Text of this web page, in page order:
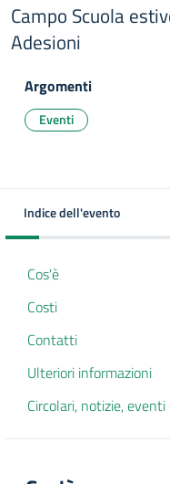
Campo Scuola
Adesioni
Argomenti
Eventi
Indice dell'evento
Cos'è
Costi
Contatti
Ulteriori informazioni
Circolari, notizie,